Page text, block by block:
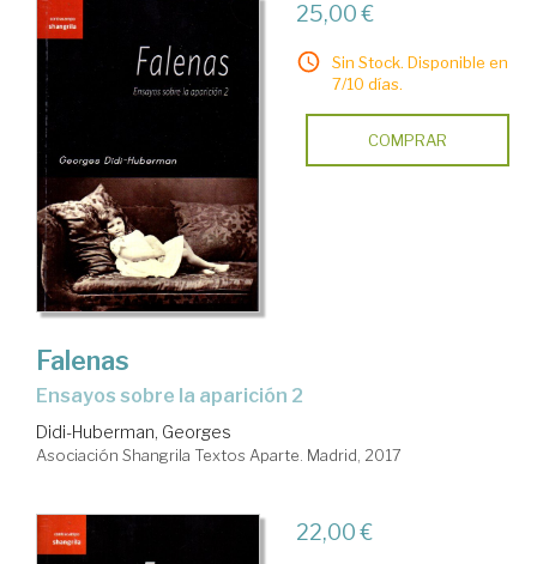
25,00 €
Sin Stock. Disponible en
7/10 días.
COMPRAR
Falenas
Ensayos sobre la aparición 2
Didi-Huberman, Georges
Asociación Shangrila Textos Aparte. Madrid, 2017
22,00 €